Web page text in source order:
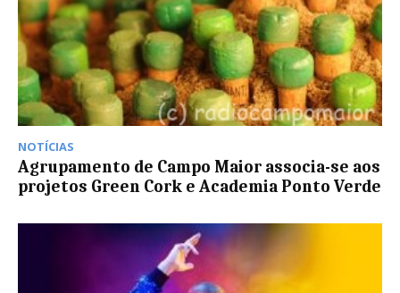
NOTÍCIAS
Agrupamento de Campo Maior associa-se aos
projetos Green Cork e Academia Ponto Verde